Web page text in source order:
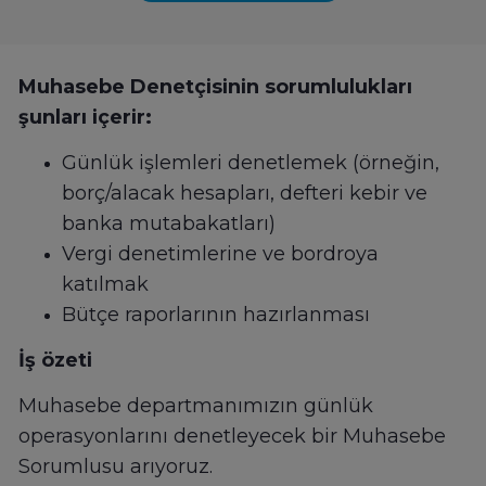
Muhasebe Denetçisinin sorumlulukları
şunları içerir:
Günlük işlemleri denetlemek (örneğin,
borç/alacak hesapları, defteri kebir ve
banka mutabakatları)
Vergi denetimlerine ve bordroya
katılmak
Bütçe raporlarının hazırlanması
İş özeti
Muhasebe departmanımızın günlük
operasyonlarını denetleyecek bir Muhasebe
Sorumlusu arıyoruz.